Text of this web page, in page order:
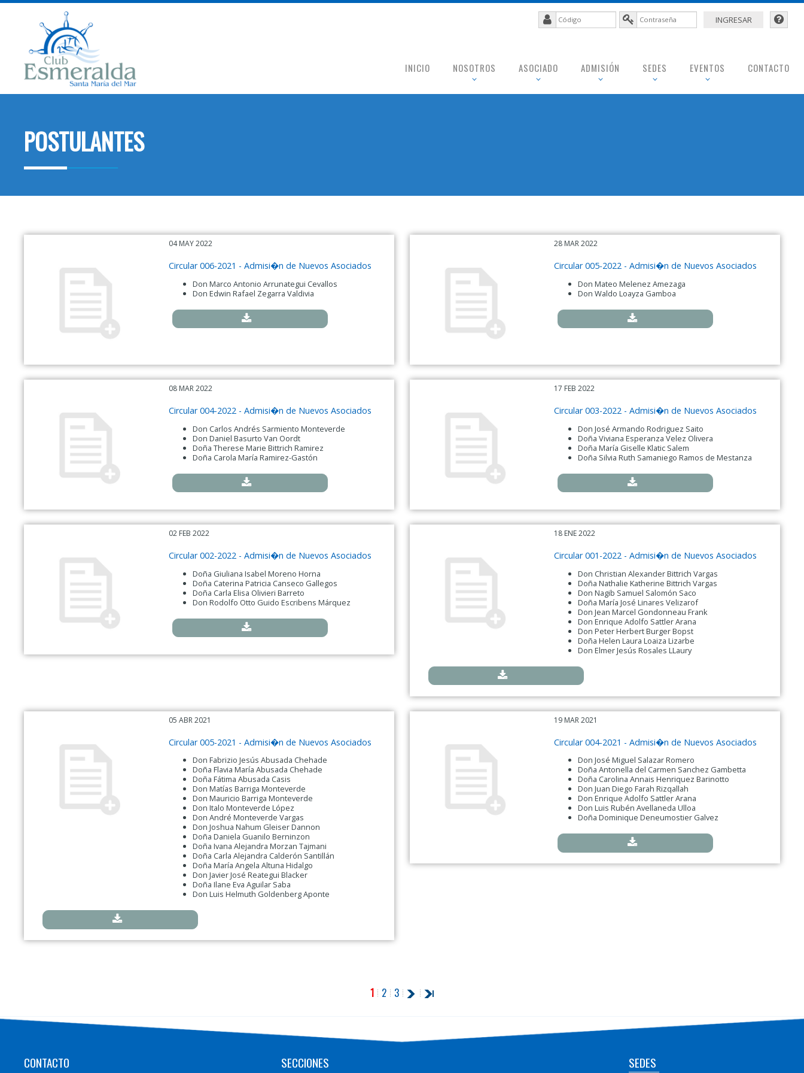
INICIO NOSOTROS ASOCIADO ADMISIÓN SEDES EVENTOS CONTACTO
POSTULANTES
04 MAY 2022
Circular 006-2021 - Admisi�n de Nuevos Asociados
Don Marco Antonio Arrunategui Cevallos
Don Edwin Rafael Zegarra Valdivia
28 MAR 2022
Circular 005-2022 - Admisi�n de Nuevos Asociados
Don Mateo Melenez Amezaga
Don Waldo Loayza Gamboa
08 MAR 2022
Circular 004-2022 - Admisi�n de Nuevos Asociados
Don Carlos Andrés Sarmiento Monteverde
Don Daniel Basurto Van Oordt
Doña Therese Marie Bittrich Ramirez
Doña Carola María Ramirez-Gastón
17 FEB 2022
Circular 003-2022 - Admisi�n de Nuevos Asociados
Don José Armando Rodriguez Saito
Doña Viviana Esperanza Velez Olivera
Doña María Giselle Klatic Salem
Doña Silvia Ruth Samaniego Ramos de Mestanza
02 FEB 2022
Circular 002-2022 - Admisi�n de Nuevos Asociados
Doña Giuliana Isabel Moreno Horna
Doña Caterina Patricia Canseco Gallegos
Doña Carla Elisa Olivieri Barreto
Don Rodolfo Otto Guido Escribens Márquez
18 ENE 2022
Circular 001-2022 - Admisi�n de Nuevos Asociados
Don Christian Alexander Bittrich Vargas
Doña Nathalie Katherine Bittrich Vargas
Don Nagib Samuel Salomón Saco
Doña María José Linares Velizarof
Don Jean Marcel Gondonneau Frank
Don Enrique Adolfo Sattler Arana
Don Peter Herbert Burger Bopst
Doña Helen Laura Loaiza Lizarbe
Don Elmer Jesús Rosales LLaury
05 ABR 2021
Circular 005-2021 - Admisi�n de Nuevos Asociados
Don Fabrizio Jesús Abusada Chehade
Doña Flavia María Abusada Chehade
Doña Fátima Abusada Casis
Don Matías Barriga Monteverde
Don Mauricio Barriga Monteverde
Don Italo Monteverde López
Don André Monteverde Vargas
Don Joshua Nahum Gleiser Dannon
Doña Daniela Guanilo Berninzon
Doña Ivana Alejandra Morzan Tajmani
Doña Carla Alejandra Calderón Santillán
Doña María Angela Altuna Hidalgo
Don Javier José Reategui Blacker
Doña Ilane Eva Aguilar Saba
Don Luis Helmuth Goldenberg Aponte
19 MAR 2021
Circular 004-2021 - Admisi�n de Nuevos Asociados
Don José Miguel Salazar Romero
Doña Antonella del Carmen Sanchez Gambetta
Doña Carolina Annais Henriquez Barinotto
Don Juan Diego Farah Rizqallah
Don Enrique Adolfo Sattler Arana
Don Luis Rubén Avellaneda Ulloa
Doña Dominique Deneumostier Galvez
1 2 3
CONTACTO SECCIONES SEDES